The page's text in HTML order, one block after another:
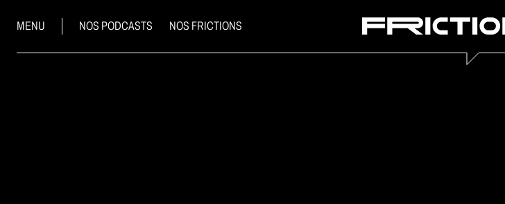
MENU NOS PODCASTS NOS FRICTIONS